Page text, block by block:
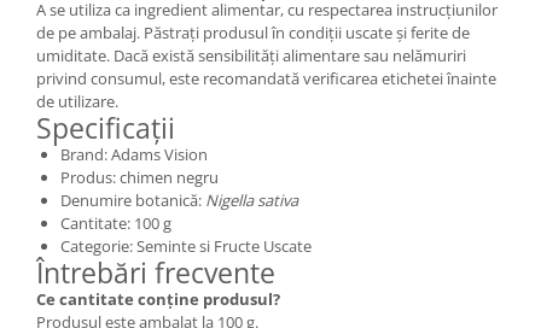
A se utiliza ca ingredient alimentar, cu respectarea instrucțiunilor
de pe ambalaj. Păstrați produsul în condiții uscate și ferite de
umiditate. Dacă există sensibilități alimentare sau nelămuriri
privind consumul, este recomandată verificarea etichetei înainte
de utilizare.
Specificații
Brand: Adams Vision
Produs: chimen negru
Denumire botanică: Nigella sativa
Cantitate: 100 g
Categorie: Seminte si Fructe Uscate
Întrebări frecvente
Ce cantitate conține produsul?
Produsul este ambalat la 100 g.